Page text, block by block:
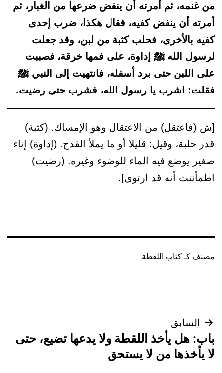
من غنمه، ثم أمرته أن ينفض ضرعها من الغبار، ثم
أمرته أن ينفض كفيه، فقال هكذا، ضرب إحدى
كفيه بالأخرى، فحلب كثبة من لبن، وقد جعلت
لرسول الله ﷺ إداوة، على فمها خرقة، فصببت
على اللبن حتى برد أسفله، فانتهيت إلى النبي ﷺ
فقلت: اشرب يا رسول الله، فشرب حتى رضيت.
[ش (فاعتقل) من الاعتقال وهو الإمساك. (كثبة)
قدر حلبة، وقيل: قليلا أو ما يملأ القدح. (إداوة) إناء
صغير يوضع فيه الماء للوضوء وغيره. (رضيت)
اطمأننت أنه قد ارتوى].
مصنف كـ كتاب اللقطة
تصفّح
المقالات
السابق
باب: هل يأخذ اللقطة ولا يدعها تضيع، حتى
لا يأخذها من لا يستحق